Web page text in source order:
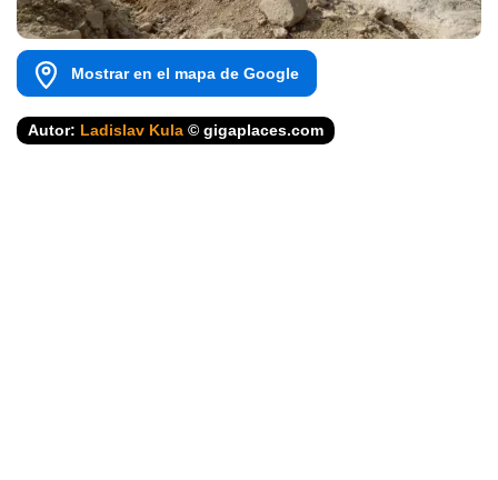
Mostrar en el mapa de Google
Autor: Ladislav Kula © gigaplaces.com